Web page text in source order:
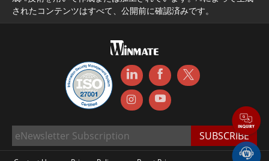
されたコンテンツはすべて、公開前に確認済みです。